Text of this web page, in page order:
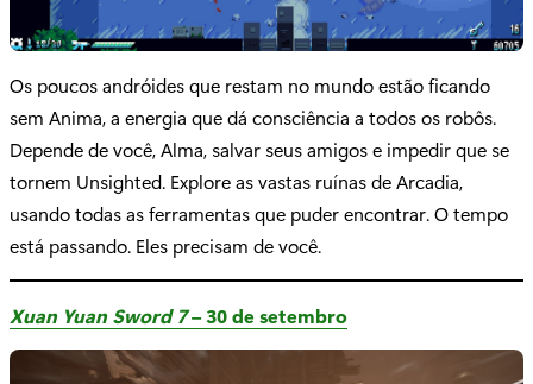
Os poucos andróides que restam no mundo estão ficando
sem Anima, a energia que dá consciência a todos os robôs.
Depende de você, Alma, salvar seus amigos e impedir que se
tornem Unsighted. Explore as vastas ruínas de Arcadia,
usando todas as ferramentas que puder encontrar. O tempo
está passando. Eles precisam de você.
Xuan Yuan Sword 7– 30 de setembro